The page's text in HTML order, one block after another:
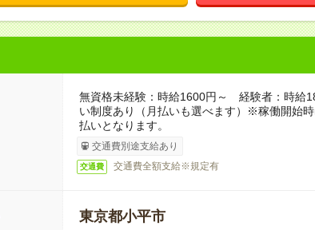
無資格未経験：時給1600円～ 経験者：時
い制度あり（月払いも選べます）※稼働開始
払いとなります。
交通費別途支給あり
交通費 交通費全額支給※規定有
東京都小平市